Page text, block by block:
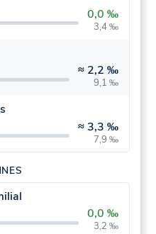
0,0 ‰
3,4 ‰
≈ 2,2 ‰
9,1 ‰
≈ 3,3 ‰
7,9 ‰
0,0 ‰
3,2 ‰